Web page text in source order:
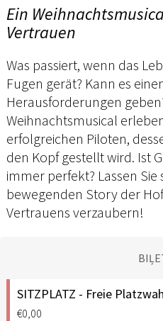
Ein
Vertrauen
Was passiert, wenn das
Fugen gerät? Kann es
Herausforderungen
Weihnachtsmusical
erfolgreichen Piloten,
den Kopf gestellt wird. Ist
immer perfekt? Lassen Sie
bewegenden Story der
Vertrauens verzaubern!
SITZPLATZ - Freie
€0,00